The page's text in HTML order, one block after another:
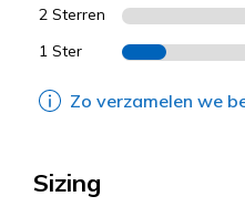
2 Sterren
1 Ster
Zo verzamelen we
Sizing